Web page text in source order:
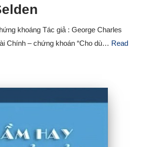
khoáng Tác giả : George Charles
Chính – chứng khoán “Cho dù… Read